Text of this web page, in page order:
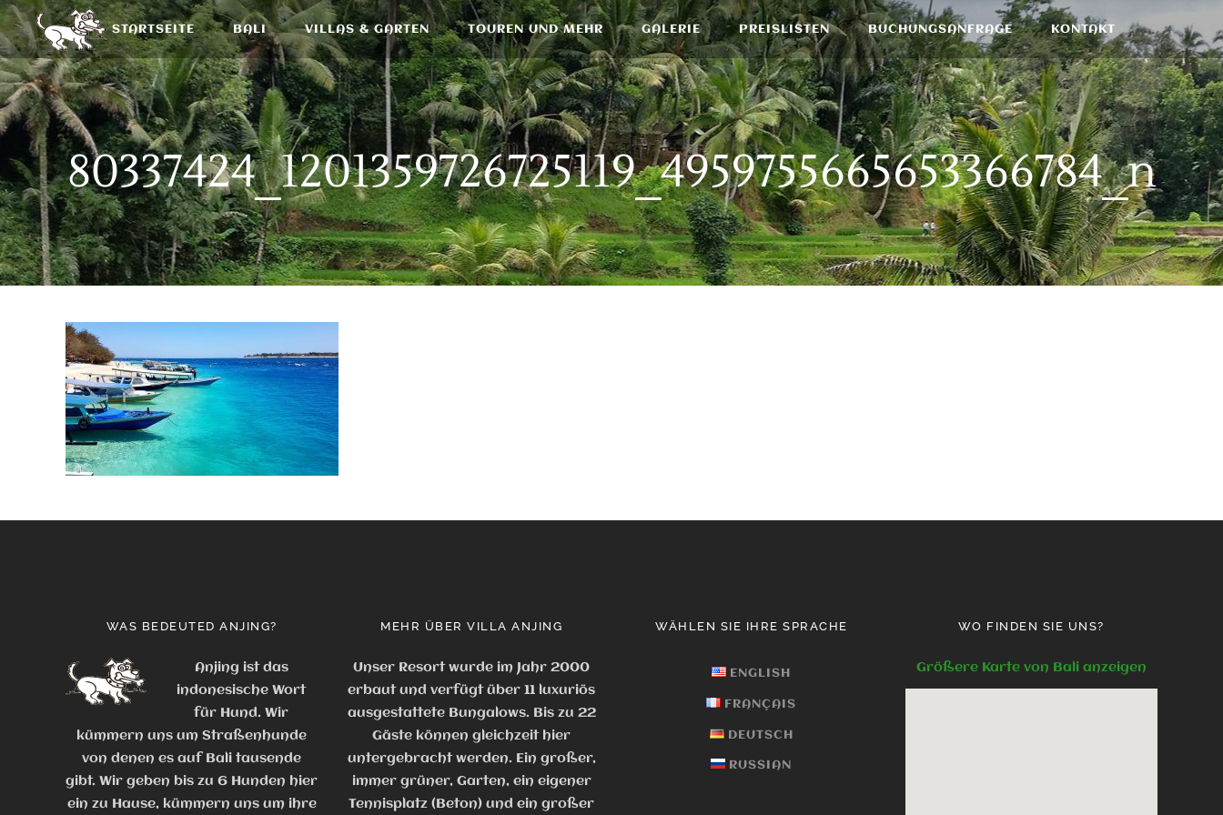
STARTSEITE BALI VILLAS & GARTEN TOUREN UND MEHR GALERIE PREISLISTEN BUCHUNGSANFRAGE KONTAKT
80337424_1201359726725119_4959755665653366784_n
WAS BEDEUTED ANJING?
Anjing ist das
indonesische Wort
für Hund. Wir
kümmern uns um Straßenhunde
von denen es auf Bali tausende
gibt. Wir geben bis zu 6 Hunden hier
ein zu Hause, kümmern uns um ihre
MEHR ÜBER VILLA ANJING
Unser Resort wurde im Jahr 2000
erbaut und verfügt über 11 luxuriös
ausgestattete Bungalows. Bis zu 22
Gäste können gleichzeit hier
untergebracht werden. Ein großer,
immer grüner, Garten, ein eigener
Tennisplatz (Beton) und ein großer
WÄHLEN SIE IHRE SPRACHE
ENGLISH
FRANÇAIS
DEUTSCH
RUSSIAN
WO FINDEN SIE UNS?
Größere Karte von Bali anzeigen